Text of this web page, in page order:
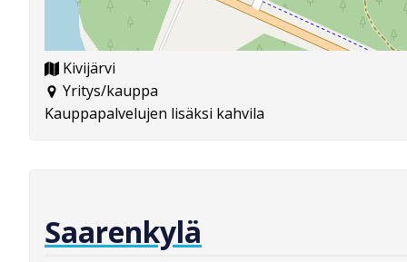
Kivijärvi
Yritys/kauppa
Kauppapalvelujen lisäksi kahvila
Saarenkylä